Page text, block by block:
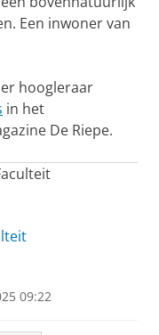
Een inwoner van
hoogleraar
in het
De Riepe.
09:22